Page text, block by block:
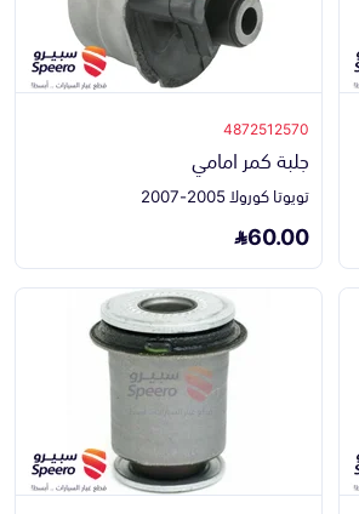
4872512570
جلبة كمر امامي
تويوتا كورولا 2005-2007
60.00